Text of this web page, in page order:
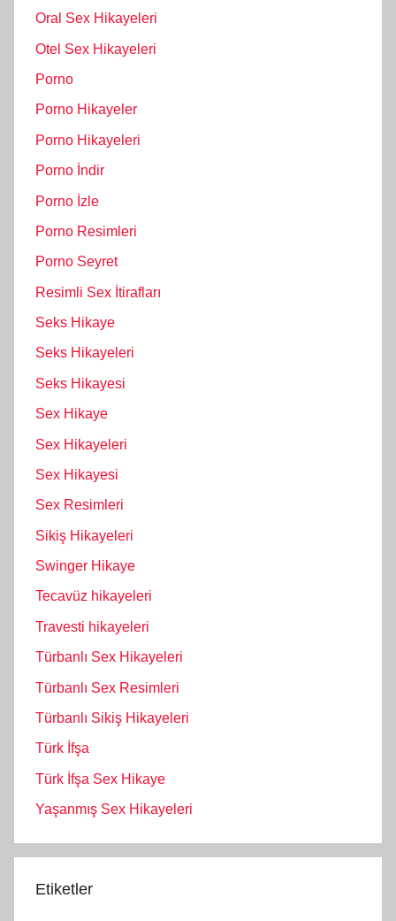
Oral Sex Hikayeleri
Otel Sex Hikayeleri
Porno
Porno Hikayeler
Porno Hikayeleri
Porno İndir
Porno İzle
Porno Resimleri
Porno Seyret
Resimli Sex İtirafları
Seks Hikaye
Seks Hikayeleri
Seks Hikayesi
Sex Hikaye
Sex Hikayeleri
Sex Hikayesi
Sex Resimleri
Sikiş Hikayeleri
Swinger Hikaye
Tecavüz hikayeleri
Travesti hikayeleri
Türbanlı Sex Hikayeleri
Türbanlı Sex Resimleri
Türbanlı Sikiş Hikayeleri
Türk İfşa
Türk İfşa Sex Hikaye
Yaşanmış Sex Hikayeleri
Etiketler